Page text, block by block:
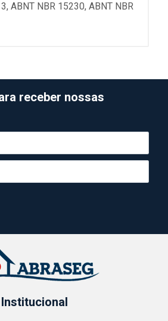
ABNT NBR 15230, ABNT NBR
receber nossas
Institucional